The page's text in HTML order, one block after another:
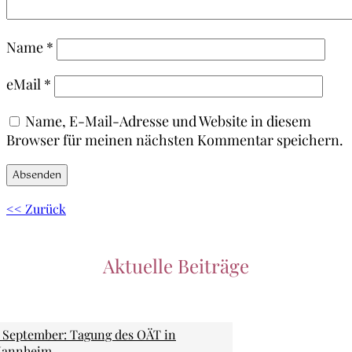
Name *
eMail *
Name, E-Mail-Adresse und Website in diesem
Browser für meinen nächsten Kommentar speichern.
<< Zurück
Aktuelle Beiträge
September: Tagung des OÄT in